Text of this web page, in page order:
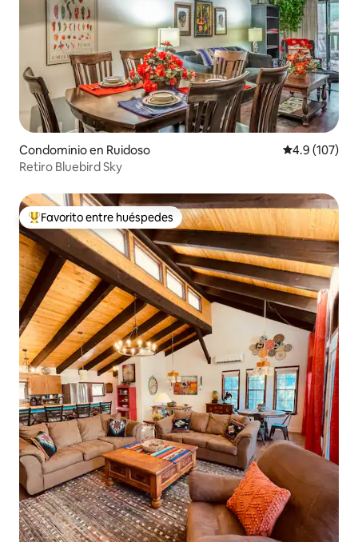
Condominio en Ruidoso Calificación
4.9 (107)
Retiro Bluebird Sky
De los mejores en Favorito entre huéspedes
Favorito entre huéspedes